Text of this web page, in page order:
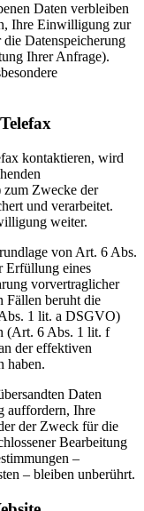
Daten verbleiben
Ihre Einwilligung zur
Datenspeicherung
Ihrer Anfrage).
kontaktieren, wird
zum Zwecke der
und verarbeitet.
weiter.
von Art. 6 Abs.
Erfüllung eines
vorvertraglicher
Fällen beruht die
1 lit. a DSGVO)
(Art. 6 Abs. 1 lit. f
der effektiven
haben.
Daten
auffordern, Ihre
der Zweck für die
Bearbeitung
–
– bleiben unberührt.